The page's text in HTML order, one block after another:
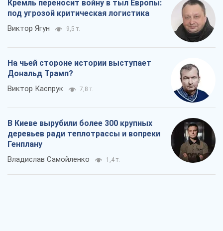
Кремль переносит войну в тыл Европы:
под угрозой критическая логистика
Виктор Ягун 9,5 т.
На чьей стороне истории выступает
Дональд Трамп?
Виктор Каспрук 7,8 т.
В Киеве вырубили более 300 крупных
деревьев ради теплотрассы и вопреки
Генплану
Владислав Самойленко 1,4 т.